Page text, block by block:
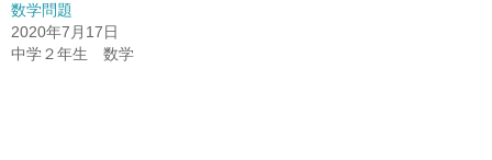
数学問題
2020年7月17日
中学２年生 数学